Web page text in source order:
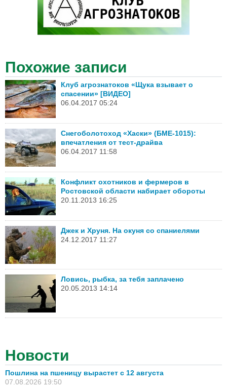
Похожие записи
Клуб агрознатоков «Щука взывает о
спасении» [ВИДЕО]
06.04.2017 05:24
Снегоболотоход «Хаски» (БМЕ-1015):
впечатления от тест-драйва
06.04.2017 11:58
Конфликт охотников и фермеров в
Ростовской области набирает обороты
20.11.2013 16:25
Джек и Хруня. На окуня со спаниелями
24.12.2017 11:27
Ловись, рыбка, за тебя заплачено
20.05.2013 14:14
Новости
Пошлина на пшеницу вырастет с 12 августа
07.08.2026 19:50